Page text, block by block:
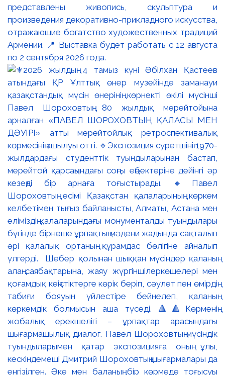
представлены живопись, скульптура и
произведения декоративно-прикладного искусства,
отражающие богатство художественных традиций
Армении. 📍 Выставка будет работать с 12 августа
по 2 сентября 2026 года.